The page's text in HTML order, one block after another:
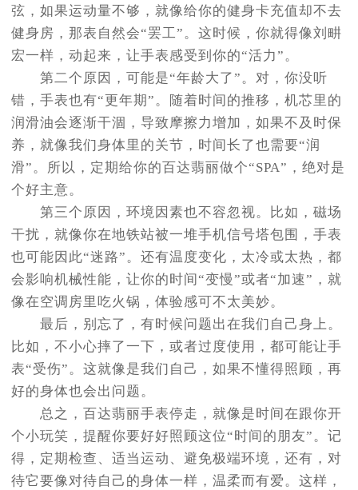
弦，如果运动量不够，就像给你的健身卡充值却不去
健身房，那表自然会“罢工”。这时候，你就得像刘畊
宏一样，动起来，让手表感受到你的“活力”。
第二个原因，可能是“年龄大了”。对，你没听
错，手表也有“更年期”。随着时间的推移，机芯里的
润滑油会逐渐干涸，导致摩擦力增加，如果不及时保
养，就像我们身体里的关节，时间长了也需要“润
滑”。所以，定期给你的百达翡丽做个“SPA”，绝对是
个好主意。
第三个原因，环境因素也不容忽视。比如，磁场
干扰，就像你在地铁站被一堆手机信号塔包围，手表
也可能因此“迷路”。还有温度变化，太冷或太热，都
会影响机械性能，让你的时间“变慢”或者“加速”，就
像在空调房里吃火锅，体验感可不太美妙。
最后，别忘了，有时候问题出在我们自己身上。
比如，不小心摔了一下，或者过度使用，都可能让手
表“受伤”。这就像是我们自己，如果不懂得照顾，再
好的身体也会出问题。
总之，百达翡丽手表停走，就像是时间在跟你开
个小玩笑，提醒你要好好照顾这位“时间的朋友”。记
得，定期检查、适当运动、避免极端环境，还有，对
待它要像对待自己的身体一样，温柔而有爱。这样，